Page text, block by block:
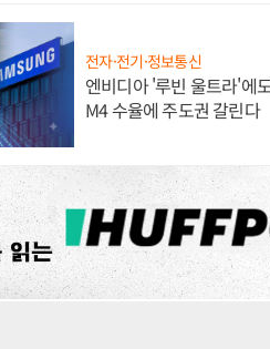
전자·전기·정보통신
엔비디아 '루빈 울트라'에
M4 수율에 주도권 갈린다